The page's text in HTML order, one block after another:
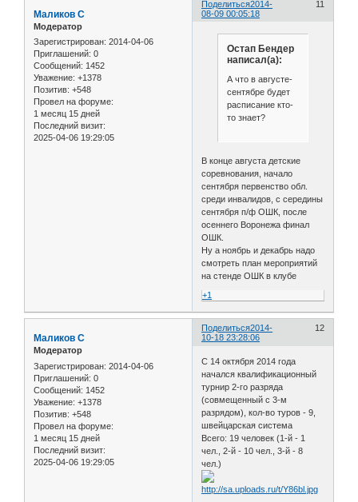
Поделиться 11
2014-
08-09 00:05:18
Маликов С
Модератор
Зарегистрирован: 2014-04-06
Приглашений: 0
Сообщений: 1452
Уважение: +1378
Позитив: +548
Провел на форуме:
1 месяц 15 дней
Последний визит:
2025-04-06 19:29:05
Остап Бендер
написал(а):
А что в августе-
сентябре будет
расписание кто-
то знает?
В конце августа детские
соревнования, начало
сентября первенство обл.
среди инвалидов, с середины
сентября п/ф ОШК, после
осеннего Воронежа финал
ОШК.
Ну а ноябрь и декабрь надо
смотреть план мероприятий
на стенде ОШК в клубе
+1
Поделиться 12
2014-
10-18 23:28:06
Маликов С
Модератор
Зарегистрирован: 2014-04-06
Приглашений: 0
Сообщений: 1452
Уважение: +1378
Позитив: +548
Провел на форуме:
1 месяц 15 дней
Последний визит:
2025-04-06 19:29:05
С 14 октября 2014 года
начался квалификационный
турнир 2-го разряда
(совмещенный с 3-м
разрядом), кол-во туров - 9,
швейцарская система
Всего: 19 человек (1-й - 1
чел., 2-й - 10 чел., 3-й - 8
чел.)